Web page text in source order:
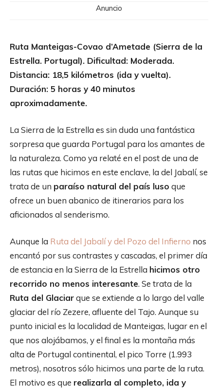
Anuncio
Ruta Manteigas-Covao d’Ametade (Sierra de la
Estrella. Portugal). Dificultad: Moderada.
Distancia: 18,5 kilómetros (ida y vuelta).
Duración: 5 horas y 40 minutos
aproximadamente.
La Sierra de la Estrella es sin duda una fantástica
sorpresa que guarda Portugal para los amantes de
la naturaleza. Como ya relaté en el post de una de
las rutas que hicimos en este enclave, la del Jabalí, se
trata de un paraíso natural del país luso que
ofrece un buen abanico de itinerarios para los
aficionados al senderismo.
Aunque la Ruta del Jabalí y del Pozo del Infierno nos
encantó por sus contrastes y cascadas, el primer día
de estancia en la Sierra de la Estrella hicimos otro
recorrido no menos interesante. Se trata de la
Ruta del Glaciarque se extiende a lo largo del valle
glaciar del río Zezere, afluente del Tajo. Aunque su
punto inicial es la localidad de Manteigas, lugar en el
que nos alojábamos, y el final es la montaña más
alta de Portugal continental, el pico Torre (1.993
metros), nosotros sólo hicimos una parte de la ruta.
El motivo es que realizarla al completo, ida y